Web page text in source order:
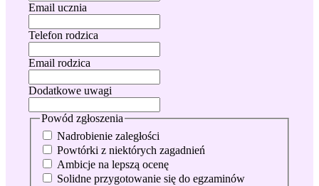
Email ucznia
Telefon rodzica
Email rodzica
Dodatkowe uwagi
Powód zgłoszenia
Nadrobienie zaległości
Powtórki z niektórych zagadnień
Ambicje na lepszą ocenę
Solidne przygotowanie się do egzaminów